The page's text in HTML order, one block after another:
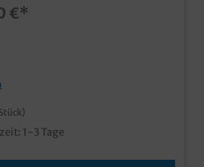
Karton im Bio Look, Papier
€*
1-3 Tage